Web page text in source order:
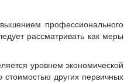
профессионального
рассматривать как меры
уровнем экономической
стоимостью других первичных